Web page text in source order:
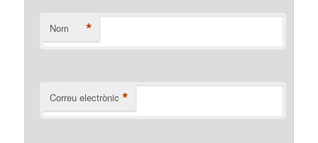
Nom *
Correu electrònic *